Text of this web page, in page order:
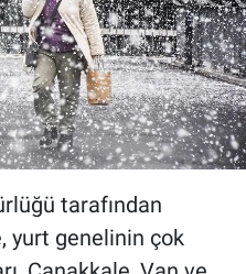
tarafından
yurt genelinin çok